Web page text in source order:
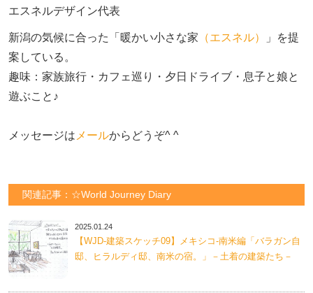
エスネルデザイン代表
新潟の気候に合った「暖かい小さな家 （エスネル）
」を提
案している。
趣味：家族旅行・カフェ巡り・夕日ドライブ・息子と娘と
遊ぶこと♪
メッセージは メールからどうぞ^ ^
関連記事：☆World Journey Diary
2025.01.24
【WJD-建築スケッチ09】メキシコ-南米編「バラガン自
邸、ヒラルディ邸、南米の宿。」－土着の建築たち－